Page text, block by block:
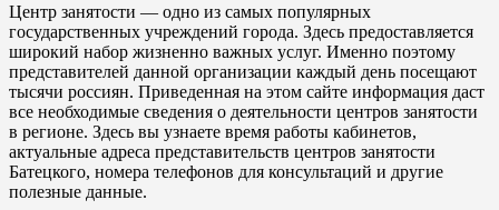
Центр занятости — одно из самых популярных
государственных учреждений города. Здесь предоставляется
широкий набор жизненно важных услуг. Именно поэтому
представителей данной организации каждый день посещают
тысячи россиян. Приведенная на этом сайте информация даст
все необходимые сведения о деятельности центров занятости
в регионе. Здесь вы узнаете время работы кабинетов,
актуальные адреса представительств центров занятости
Батецкого, номера телефонов для консультаций и другие
полезные данные.